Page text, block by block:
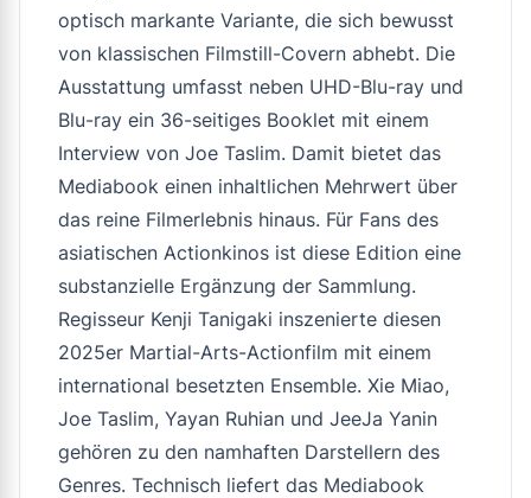
optisch markante Variante, die sich bewusst
von klassischen Filmstill-Covern abhebt. Die
Ausstattung umfasst neben UHD-Blu-ray und
Blu-ray ein 36-seitiges Booklet mit einem
Interview von Joe Taslim. Damit bietet das
Mediabook einen inhaltlichen Mehrwert über
das reine Filmerlebnis hinaus. Für Fans des
asiatischen Actionkinos ist diese Edition eine
substanzielle Ergänzung der Sammlung.
Regisseur Kenji Tanigaki inszenierte diesen
2025er Martial-Arts-Actionfilm mit einem
international besetzten Ensemble. Xie Miao,
Joe Taslim, Yayan Ruhian und JeeJa Yanin
gehören zu den namhaften Darstellern des
Genres. Technisch liefert das Mediabook